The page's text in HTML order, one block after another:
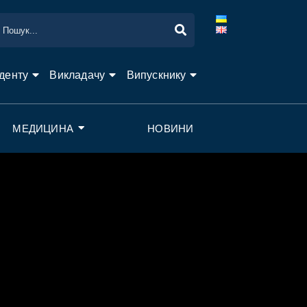
Викладачу Випускнику
МЕДИЦИНА НОВИНИ